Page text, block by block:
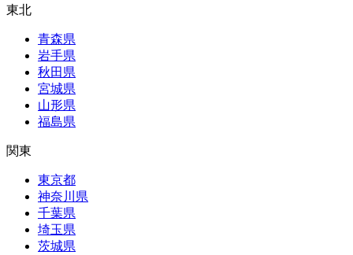
東北
青森県
岩手県
秋田県
宮城県
山形県
福島県
関東
東京都
神奈川県
千葉県
埼玉県
茨城県